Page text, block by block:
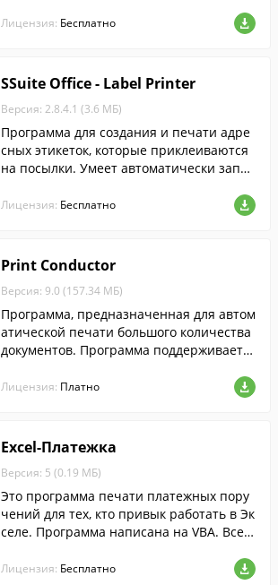
Лицензия: Бесплатно
SSuite Office - Label Printer
Версия: 2.8.4.1 (3.6 МБ)
Программа для создания и печати адре
сных этикеток, которые приклеиваются
на посылки. Умеет автоматически запол
Лицензия: Бесплатно
Print Conductor
Версия: 9.0 (157.34 МБ)
Программа, предназначенная для автом
атической печати большого количества
документов. Программа поддерживает 5
CX, XLS и XLSX, PPT и PPTX, и пр.
Лицензия: Платно
Excel-Платежка
Версия: 5 (0.19 МБ)
Это программа печати платежных пору
чений для тех, кто привык работать в Эк
селе. Программа написана на VBA. Все д
xcell.
Лицензия: Бесплатно